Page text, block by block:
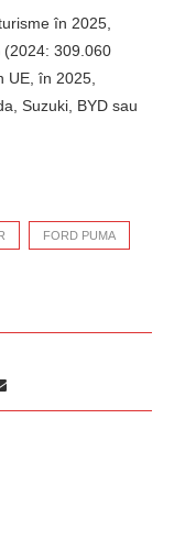
în 2025,
(2024: 309.060
UE, în 2025,
Suzuki, BYD sau
FORD PUMA